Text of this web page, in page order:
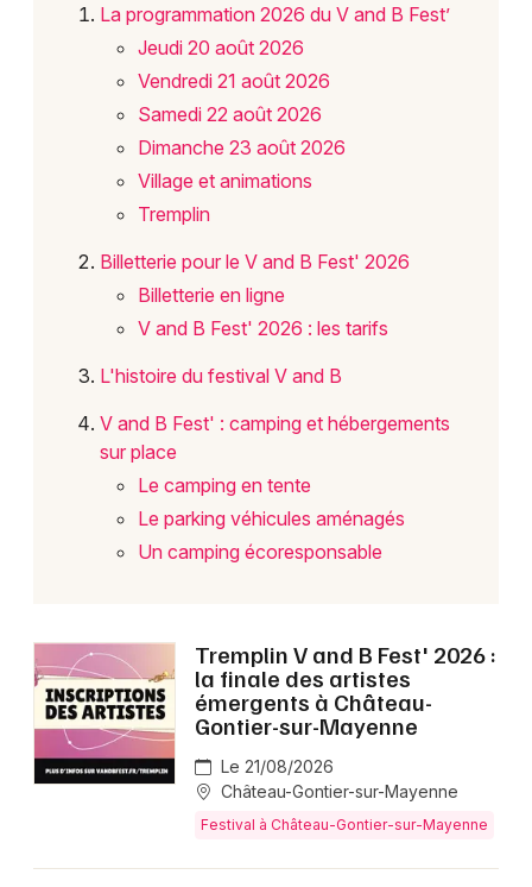
53 - Mayenne
Choisir mes départements
Mon email
Je m'abonne
La programmation 2026 du V and B Fest’
Jeudi 20 août 2026
Vendredi 21 août 2026
Samedi 22 août 2026
Dimanche 23 août 2026
Village et animations
Tremplin
Billetterie pour le V and B Fest' 2026
Billetterie en ligne
V and B Fest' 2026 : les tarifs
L'histoire du festival V and B
V and B Fest' : camping et hébergements
sur place
Le camping en tente
Le parking véhicules aménagés
Un camping écoresponsable
Tremplin V and B Fest' 2026 :
la finale des artistes
émergents à Château-
Gontier-sur-Mayenne
Le 21/08/2026
Château-Gontier-sur-Mayenne
Festival à Château-Gontier-sur-Mayenne